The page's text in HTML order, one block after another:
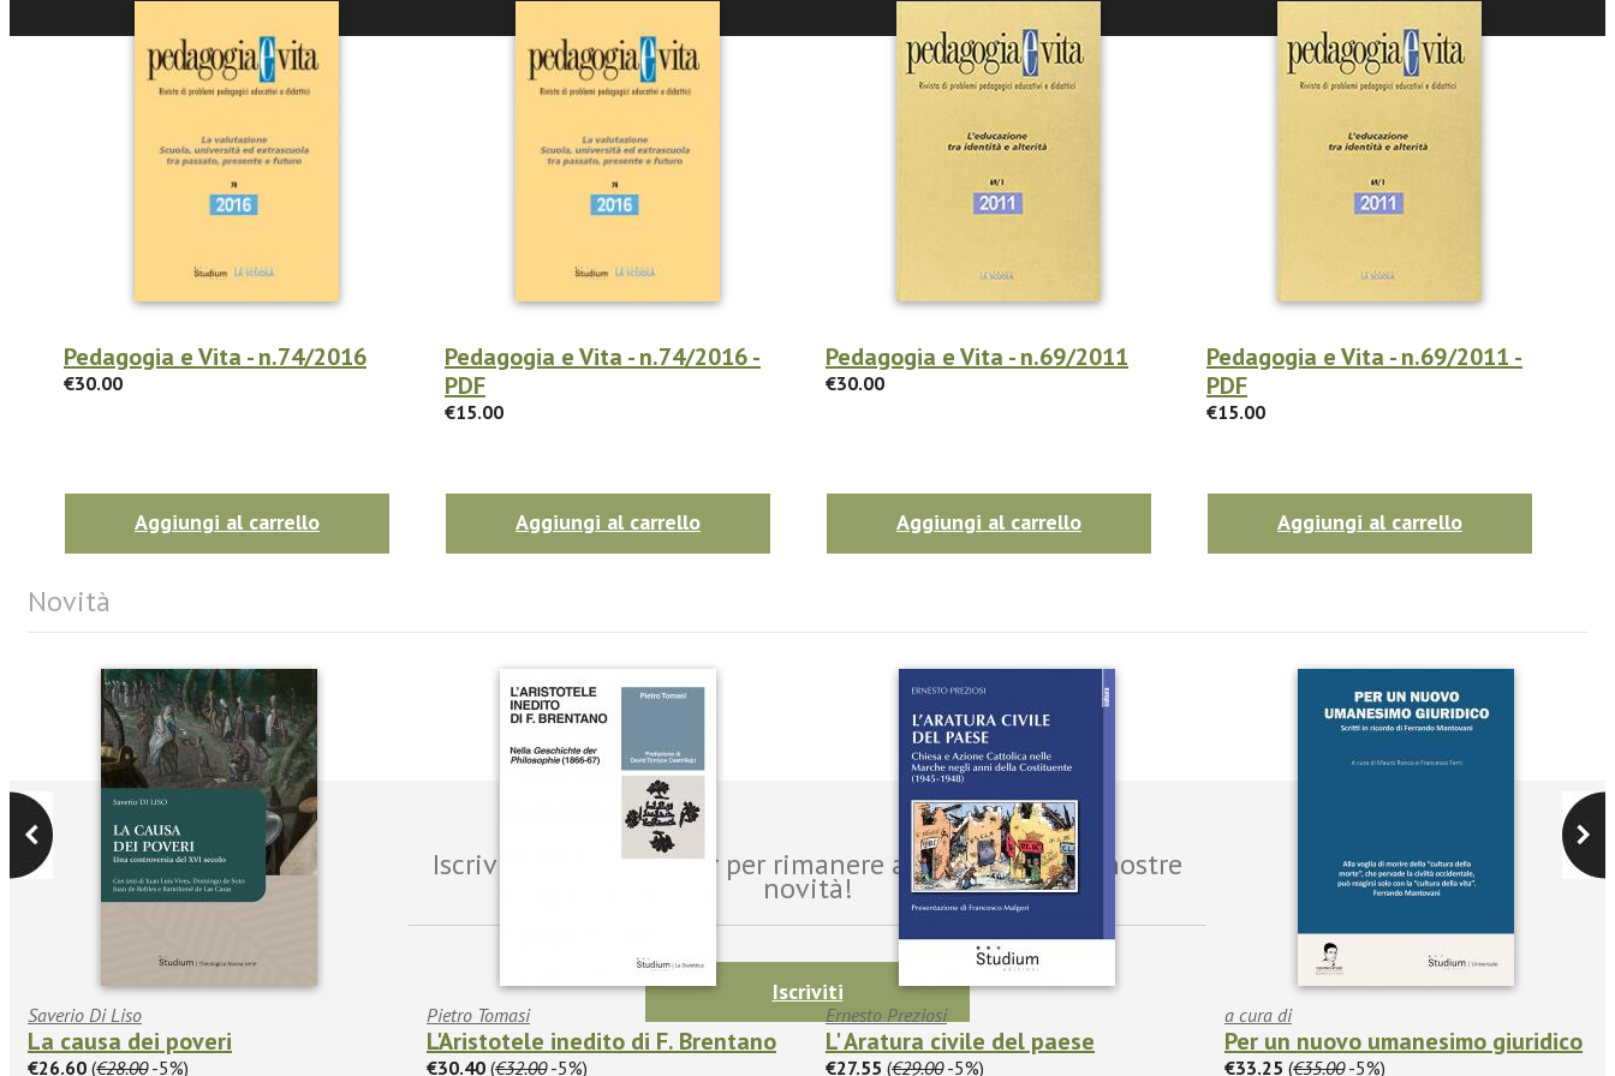
Pedagogia e Vita - n.74/2016
€30.00
Aggiungi al carrello
Pedagogia e Vita - n.74/2016 -
PDF
€15.00
Aggiungi al carrello
Pedagogia e Vita - n.69/2011
€30.00
Aggiungi al carrello
Pedagogia e Vita - n.69/2011 -
PDF
€15.00
Aggiungi al carrello
Novità
Saverio Di Liso
La causa dei poveri
€26.60 (€28.00-5%)
Pietro Tomasi
L'Aristotele inedito di F. Brentano
€30.40 (€32.00-5%)
Ernesto Preziosi
L' Aratura civile del paese
€27.55 (€29.00-5%)
a cura di
Per un nuovo umanesimo giuridico
€33.25 (€35.00-5%)
Iscriviti alla newsletter per rimanere aggiornato sulle nostre
novità!
Iscriviti